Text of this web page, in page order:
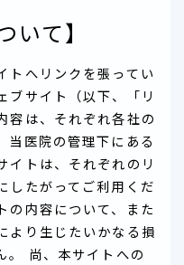
いて】
トへリンクを張ってい
ブサイト（以下、「リ
容は、それぞれ各社の
当医院の管理下にある
イトは、それぞれのリ
したがってご利用くだ
の内容について、また
より生じたいかなる損
。 尚、本サイトへの